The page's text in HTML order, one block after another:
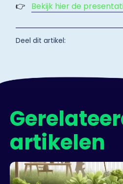
👉 Bekijk hier de
Deel dit artikel:
artikelen